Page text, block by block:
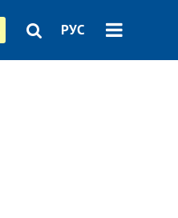
РУС